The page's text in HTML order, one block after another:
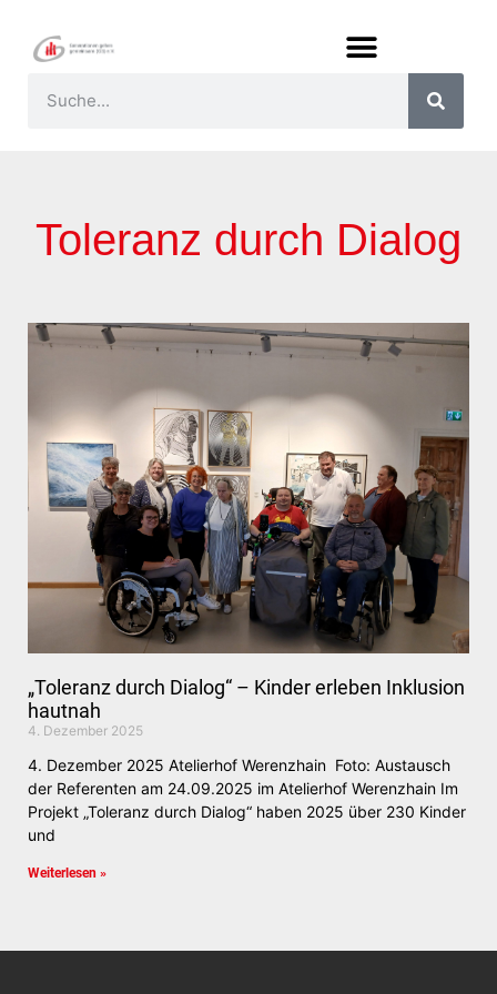
Toleranz durch Dialog
„Toleranz durch Dialog“ – Kinder erleben Inklusion
hautnah
4. Dezember 2025
4. Dezember 2025 Atelierhof Werenzhain Foto: Austausch
der Referenten am 24.09.2025 im Atelierhof Werenzhain Im
Projekt „Toleranz durch Dialog“ haben 2025 über 230 Kinder
und
Weiterlesen »